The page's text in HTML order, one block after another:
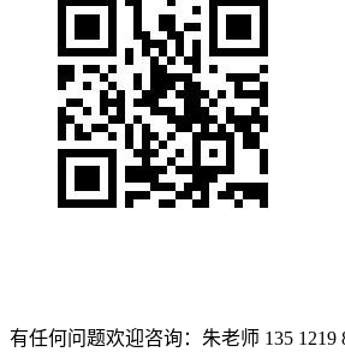
有任何问题欢迎咨询：朱老师 135 1219